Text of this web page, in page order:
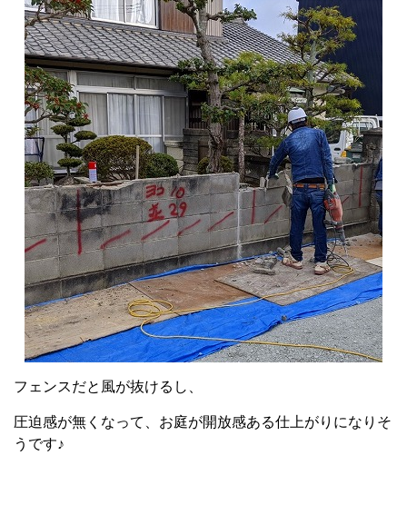
フェンスだと風が抜けるし、
圧迫感が無くなって、お庭が開放感ある仕上がりになりそ
うです♪